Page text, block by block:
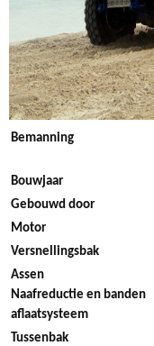
Bemanning
Bouwjaar
Gebouwd door
Motor
Versnellingsbak
Assen
Naafreductie en banden
aflaatsysteem
Tussenbak